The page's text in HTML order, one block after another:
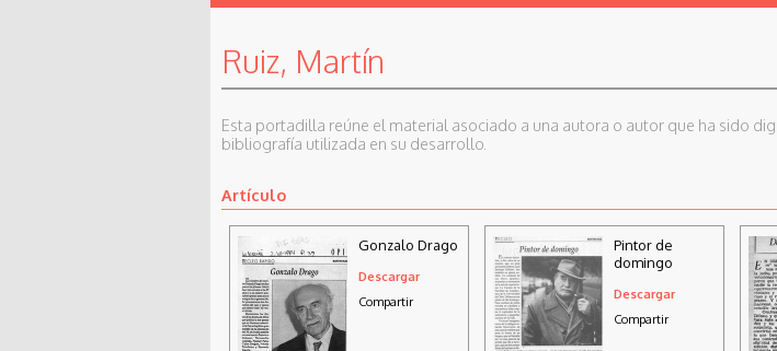
Ruiz, Martín
Esta portadilla reúne el material asociado a una autora o autor que ha sido
bibliografía utilizada en su desarrollo.
Artículo
Gonzalo Drago
Descargar
Compartir
Pintor de
domingo
Descargar
Compartir